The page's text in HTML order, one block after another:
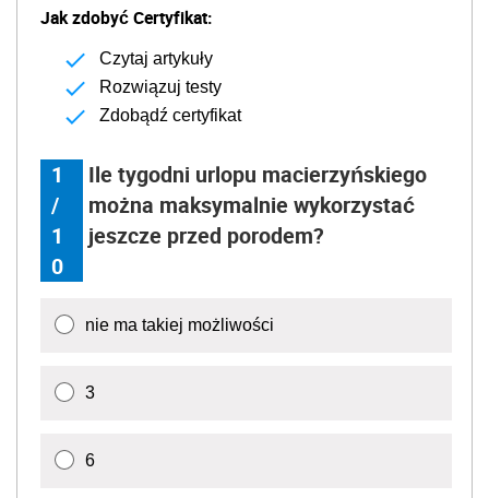
Jak zdobyć Certyfikat:
Czytaj artykuły
Rozwiązuj testy
Zdobądź certyfikat
1
/
1
0
Ile tygodni urlopu macierzyńskiego
można maksymalnie wykorzystać
jeszcze przed porodem?
nie ma takiej możliwości
3
6